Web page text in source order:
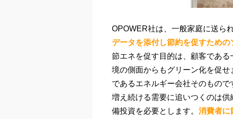
OPOWER社は、一般家庭に送ら
データを添付し節約を促すための
節エネを促す目的は、顧客であ
境の側面からもグリーン化を促
であるエネルギー会社そのもので
増え続ける需要に追いつくのは
備投資を必要とします。消費者に